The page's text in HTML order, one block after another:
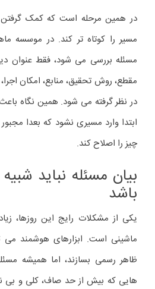
در همین مرحله است که کمک گرفتن
مسیر را کوتاه تر کند. در موسسه
مسئله بررسی می شود، فقط عنوان
مقطع، روش تحقیق، منابع، امکان
در نظر گرفته می شود. همین نگاه
ابتدا وارد مسیری نشود که بعدا
چیز را اصلاح کند.
بیان مسئله نباید
باشد
یکی از مشکلات رایج این روزها،
ماشینی است. ابزارهای هوشمند می
ظاهر رسمی بسازند، اما همیشه
هایی که بیش از حد صاف، کلی و بی